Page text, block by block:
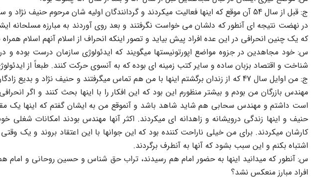
ج: قبل از سال 54 آن موقع که اینها فعالیت میکردند و گردانندگان اولیه شان مرحوم
در نهضت نتیجه ای آنطور که دلشان می خواست نگرفتند و بعد روی آوردند به مبارزه مسلحانه
که یک چنین انحرافی در این عده افراد پیش بیاید و تصور اینکه انحراف از اسلام آنهم اسلام
شناخت و اقتصاد بزبان ساده و سایر کتب زمینه ای بوده که به آنسوی حرکت کنند. طبعاً از
ج: من اوایل سال 47 که از زندان برگشتم اینها با من هم تماس میگرفتند و حنیف
مهندس بازرگان من بودم و بیشتر منظورم این بود که این افکار را با اینها بحث کنند و اگر
است داشتم و مهندس سحابی هم شاید شاهد باشد و آنموقع من به ایشان گفتم که اینها یک
حنیف و اینها زندگی درویشانه و زاهدانه ای میکردند. اکثر آنها مهندس بودند امکانات
کارشان میکردند. برای من خیلی ناراحت کننده بود که این جوانها با این اعتقاد بروند و یک
اشتباه بکنم و این سبب بشود که آنها به آنطرف برگردند.
س: آنطور که میدانید اینها به حضور امام هم رسیدند، تراب حق شناس و حسین روحانی و امام
افراد مبارز منعکس نشد؟